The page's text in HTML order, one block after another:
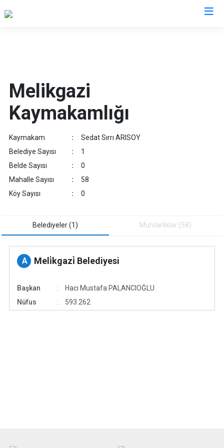
Bünyan
Develi
Hacılar
İncesu
Sarıoğlan
Sarız
Talas
Melikgazi
Kaymakamlığı
Kaymakam :
Sedat Sırrı ARISOY
Belediye Sayısı
:
1
Belde Sayısı
:
0
Mahalle Sayısı
:
58
Köy Sayısı
: 0
Belediyeler (1) Muhtarliklar (58)
A Meli̇kgazi̇ Belediyesi
Başkan
Hacı Mustafa PALANCIOĞLU
Nüfus
593.262